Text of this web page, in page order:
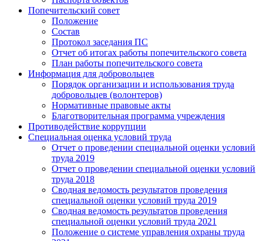
Попечительский совет
Положение
Состав
Протокол заседания ПС
Отчет об итогах работы попечительского совета
План работы попечительского совета
Информация для добровольцев
Порядок организации и использования труда
добровольцев (волонтеров)
Нормативные правовые акты
Благотворительная программа учреждения
Противодействие коррупции
Специальная оценка условий труда
Отчет о проведении специальной оценки условий
труда 2019
Отчет о проведении специальной оценки условий
труда 2018
Сводная ведомость результатов проведения
специальной оценки условий труда 2019
Сводная ведомость результатов проведения
специальной оценки условий труда 2021
Положение о системе управления охраны труда